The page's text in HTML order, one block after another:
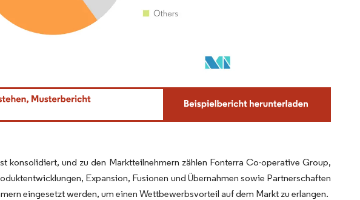
gemäß CC BY 4.0.
konsolidiert, und zu den Marktteilnehmern zählen Fonterra Co-operative Group,
Expansion, Fusionen und Übernahmen sowie Partnerschaften
eingesetzt werden, um einen Wettbewerbsvorteil auf dem Markt zu erlangen.